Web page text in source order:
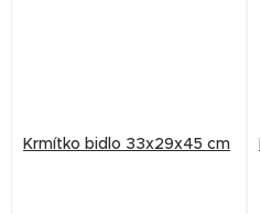
Krmítko bidlo 33x29x45 cm